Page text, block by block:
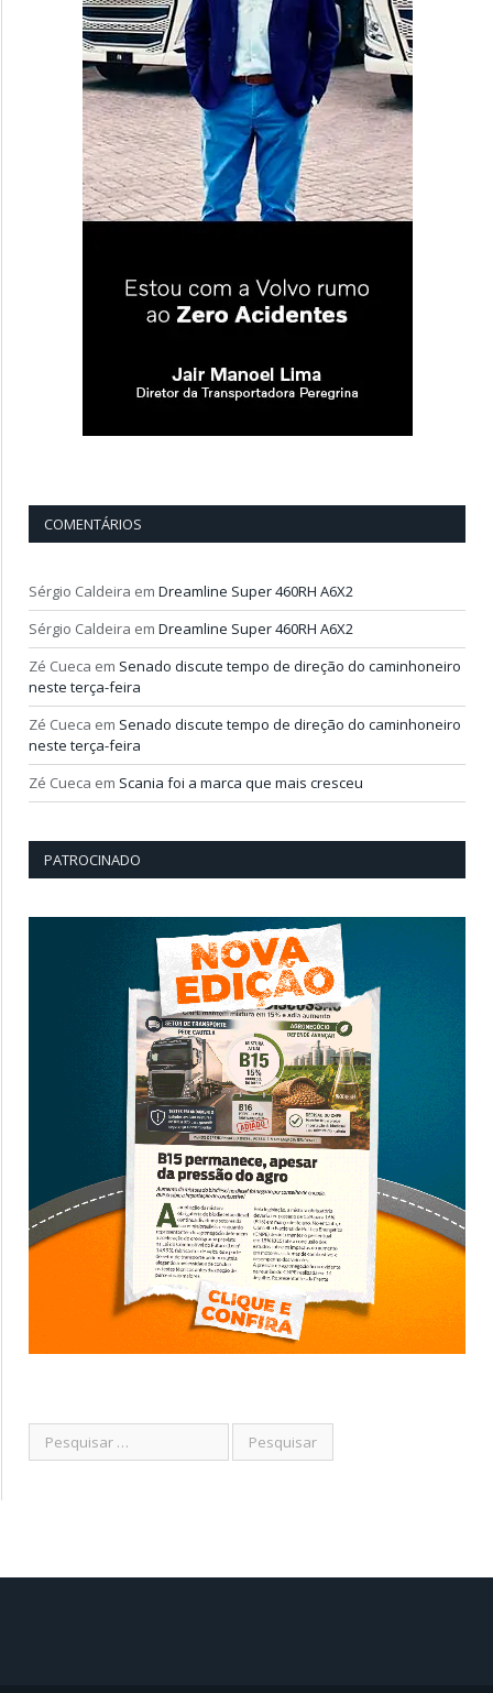
COMENTÁRIOS
Sérgio Caldeira em Dreamline Super 460RH A6X2
Sérgio Caldeira em Dreamline Super 460RH A6X2
Zé Cueca em Senado discute tempo de direção do caminhoneiro
neste terça-feira
Zé Cueca em Senado discute tempo de direção do caminhoneiro
neste terça-feira
Zé Cueca em Scania foi a marca que mais cresceu
PATROCINADO